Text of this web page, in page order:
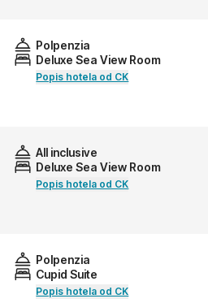
Polpenzia
Deluxe Sea View Room
Popis hotela od CK
All inclusive
Deluxe Sea View Room
Popis hotela od CK
Polpenzia
Cupid Suite
Popis hotela od CK